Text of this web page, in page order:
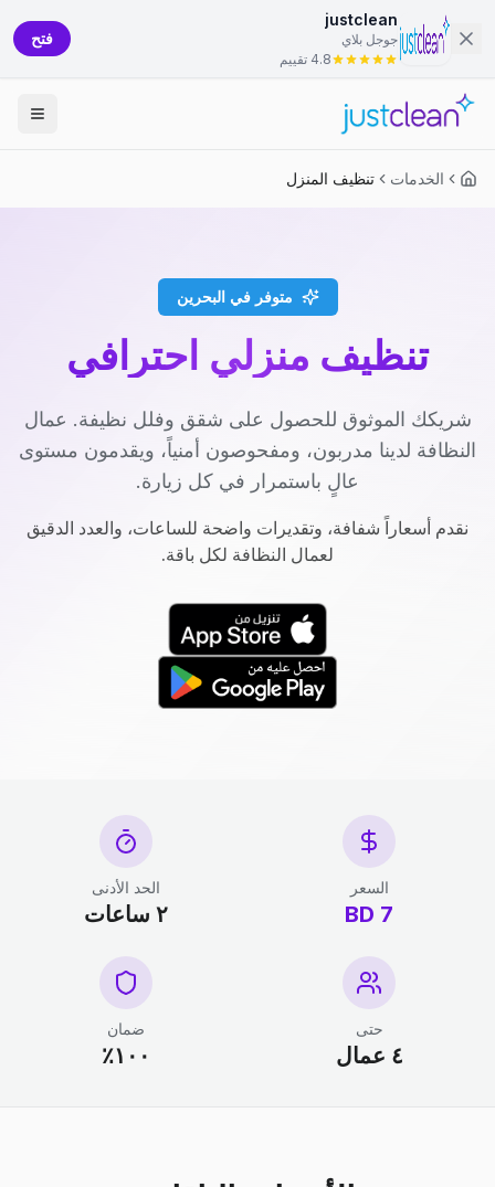
justclean
جوجل بلاي
4.8 تقييم
فتح
الخدمات تنظيف المنزل
متوفر في البحرين
تنظيف منزلي احترافي
شريكك الموثوق للحصول على شقق وفلل نظيفة. عمال
النظافة لدينا مدربون، ومفحوصون أمنياً، ويقدمون مستوى
عالٍ باستمرار في كل زيارة.
نقدم أسعاراً شفافة، وتقديرات واضحة للساعات، والعدد الدقيق
لعمال النظافة لكل باقة.
السعر
7 BD
الحد الأدنى
٢ ساعات
حتى
٤ عمال
ضمان
١٠٠٪